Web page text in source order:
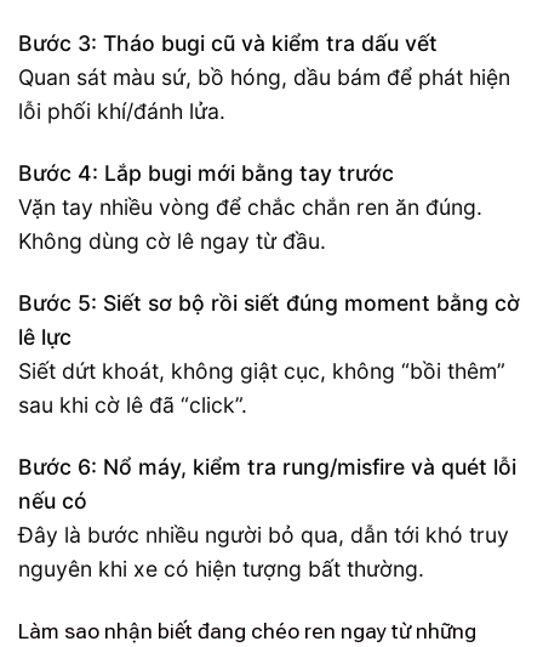
Bước 3: Tháo bugi cũ và kiểm tra dấu vết
Quan sát màu sứ, bồ hóng, dầu bám để phát hiện
lỗi phối khí/đánh lửa.
Bước 4: Lắp bugi mới bằng tay trước
Vặn tay nhiều vòng để chắc chắn ren ăn đúng.
Không dùng cờ lê ngay từ đầu.
Bước 5: Siết sơ bộ rồi siết đúng moment bằng cờ
lê lực
Siết dứt khoát, không giật cục, không “bồi thêm”
sau khi cờ lê đã “click”.
Bước 6: Nổ máy, kiểm tra rung/misfire và quét lỗi
nếu có
Đây là bước nhiều người bỏ qua, dẫn tới khó truy
nguyên khi xe có hiện tượng bất thường.
Làm sao nhận biết đang chéo ren ngay từ những